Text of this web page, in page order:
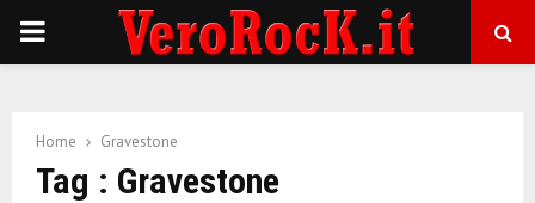
P
Home Gravestone
Tag : Gravestone